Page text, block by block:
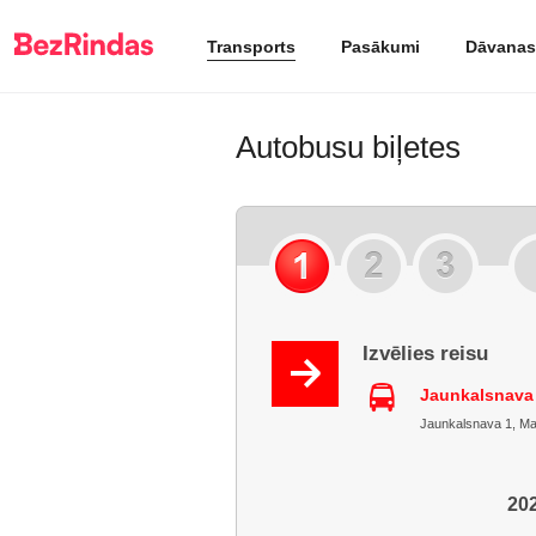
Transports Pasākumi Dāvanas
Autobusu biļetes
Izvēlies reisu
Jaunkalsnava
Jaunkalsnava 1,